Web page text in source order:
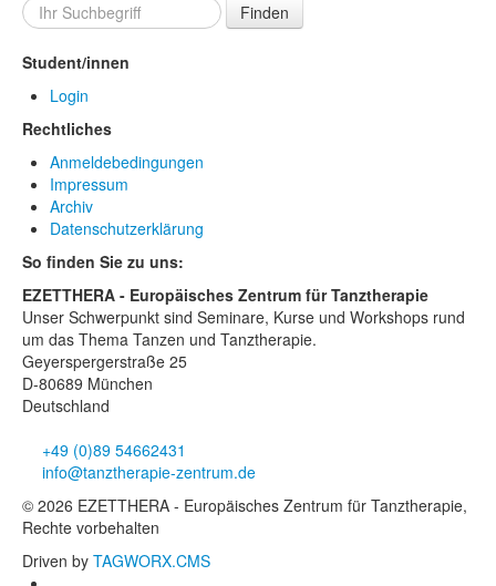
Finden
Student/innen
Login
Rechtliches
Anmeldebedingungen
Impressum
Archiv
Datenschutzerklärung
So finden Sie zu uns:
EZETTHERA - Europäisches Zentrum für Tanztherapie
Unser Schwerpunkt sind Seminare, Kurse und Workshops rund
um das Thema Tanzen und Tanztherapie.
Geyerspergerstraße 25
D-80689 München
Deutschland
+49 (0)89 54662431
info@tanztherapie-zentrum.de
© 2026 EZETTHERA - Europäisches Zentrum für Tanztherapie,
Rechte vorbehalten
Driven by TAGWORX.CMS